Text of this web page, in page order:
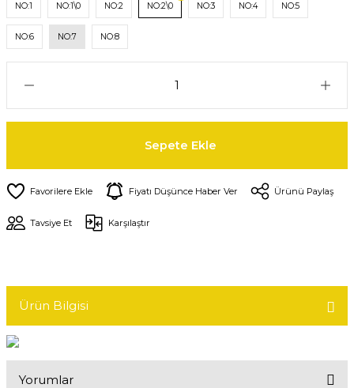
NO:1 NO:1\0 NO:2 NO:2\0 NO:3 NO:4 NO:5
NO:6 NO:7 NO:8
Sepete Ekle
Fiyatı Düşünce Haber Ver Ürünü Paylaş
Tavsiye Et Karşılaştır
Ürün Bilgisi
Yorumlar